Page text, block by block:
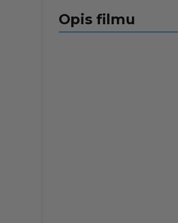
Opis filmu